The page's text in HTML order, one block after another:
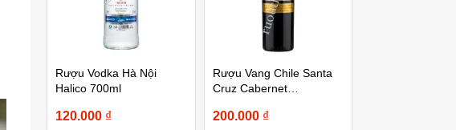
Rượu Vodka Hà Nội
Halico 700ml
120.000 ₫
Rượu Vang Chile Santa
Cruz Cabernet
200.000 ₫